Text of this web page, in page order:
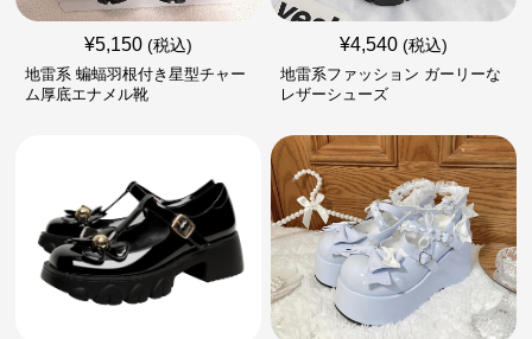
¥5,150 (税込)
地雷系 蝙蝠羽根付き星型チャー
ム厚底エナメル靴
¥4,540 (税込)
地雷系ファッション ガーリーな
レザーシューズ